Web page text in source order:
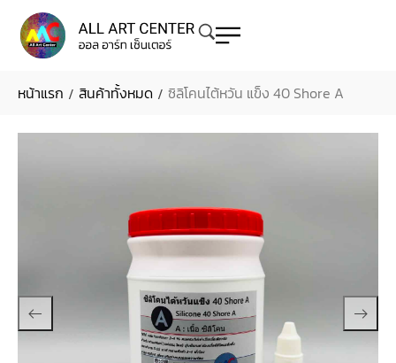
หน้าแรก / สินค้าทั้งหมด / ซิลิโคนไต้หวัน แข็ง 40 Shore A